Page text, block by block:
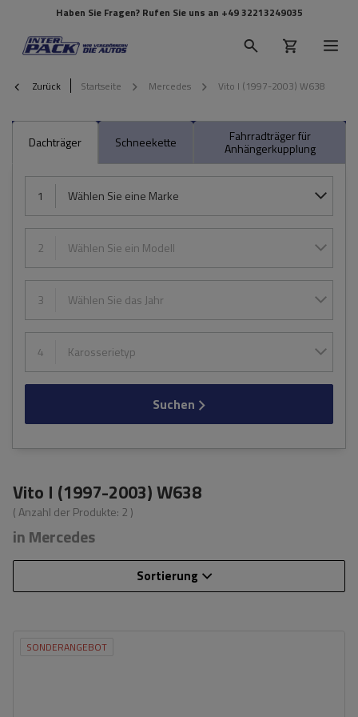
Haben Sie Fragen? Rufen Sie uns an +49 32213249035
Zurück Startseite Mercedes Vito I (1997-2003) W638
Dachträger Schneekette Fahrradträger für
Anhängerkupplung
1 Wählen Sie eine Marke
2 Wählen Sie ein Modell
3 Wählen Sie das Jahr
4 Karosserietyp
Suchen
Vito I (1997-2003) W638
( Anzahl der Produkte: 2 )
in Mercedes
Sortierung
SONDERANGEBOT